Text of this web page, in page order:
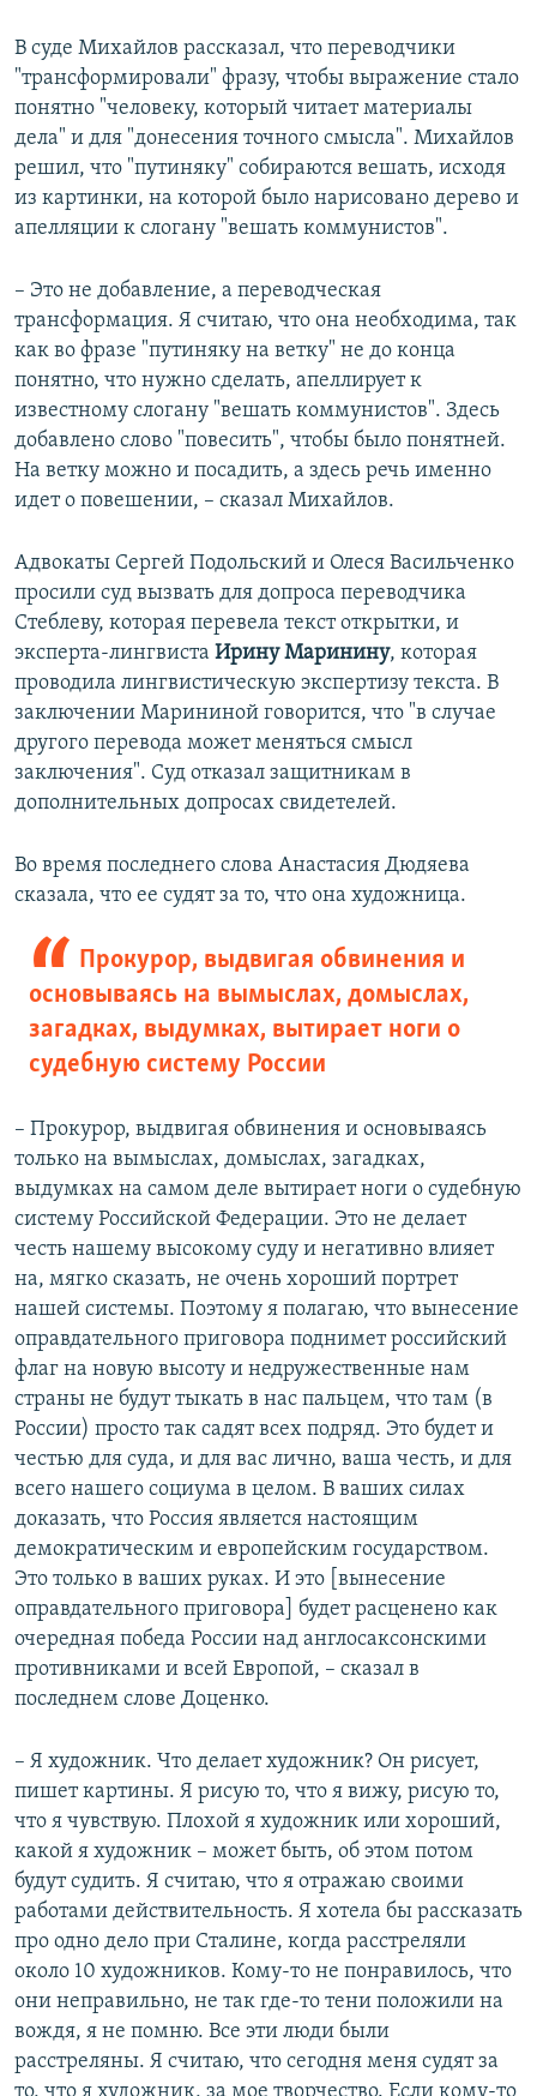
В суде Михайлов рассказал, что переводчики
"трансформировали" фразу, чтобы выражение стало
понятно "человеку, который читает материалы
дела" и для "донесения точного смысла". Михайлов
решил, что "путиняку" собираются вешать, исходя
из картинки, на которой было нарисовано дерево и
апелляции к слогану "вешать коммунистов".
– Это не добавление, а переводческая
трансформация. Я считаю, что она необходима, так
как во фразе "путиняку на ветку" не до конца
понятно, что нужно сделать, апеллирует к
известному слогану "вешать коммунистов". Здесь
добавлено слово "повесить", чтобы было понятней.
На ветку можно и посадить, а здесь речь именно
идет о повешении, – сказал Михайлов.
Адвокаты Сергей Подольский и Олеся Васильченко
просили суд вызвать для допроса переводчика
Стеблеву, которая перевела текст открытки, и
эксперта-лингвиста Ирину Маринину, которая
проводила лингвистическую экспертизу текста. В
заключении Марининой говорится, что "в случае
другого перевода может меняться смысл
заключения". Суд отказал защитникам в
дополнительных допросах свидетелей.
Во время последнего слова Анастасия Дюдяева
сказала, что ее судят за то, что она художница.
Прокурор, выдвигая обвинения и
основываясь на вымыслах, домыслах,
загадках, выдумках, вытирает ноги о
судебную систему России
– Прокурор, выдвигая обвинения и основываясь
только на вымыслах, домыслах, загадках,
выдумках на самом деле вытирает ноги о судебную
систему Российской Федерации. Это не делает
честь нашему высокому суду и негативно влияет
на, мягко сказать, не очень хороший портрет
нашей системы. Поэтому я полагаю, что вынесение
оправдательного приговора поднимет российский
флаг на новую высоту и недружественные нам
страны не будут тыкать в нас пальцем, что там (в
России) просто так садят всех подряд. Это будет и
честью для суда, и для вас лично, ваша честь, и для
всего нашего социума в целом. В ваших силах
доказать, что Россия является настоящим
демократическим и европейским государством.
Это только в ваших руках. И это [вынесение
оправдательного приговора] будет расценено как
очередная победа России над англосаксонскими
противниками и всей Европой, – сказал в
последнем слове Доценко.
– Я художник. Что делает художник? Он рисует,
пишет картины. Я рисую то, что я вижу, рисую то,
что я чувствую. Плохой я художник или хороший,
какой я художник – может быть, об этом потом
будут судить. Я считаю, что я отражаю своими
работами действительность. Я хотела бы рассказать
про одно дело при Сталине, когда расстреляли
около 10 художников. Кому-то не понравилось, что
они неправильно, не так где-то тени положили на
вождя, я не помню. Все эти люди были
расстреляны. Я считаю, что сегодня меня судят за